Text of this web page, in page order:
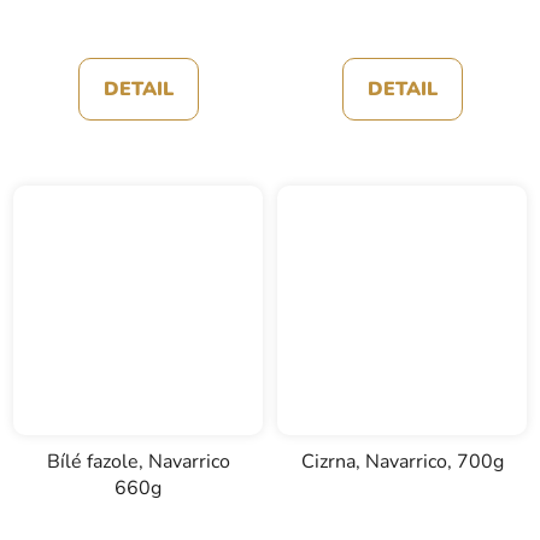
DETAIL DETAIL
Bílé fazole, Navarrico
660g
Cizrna, Navarrico, 700g